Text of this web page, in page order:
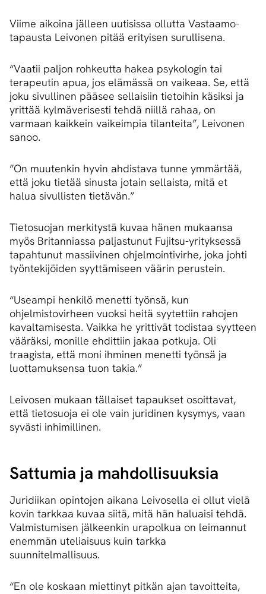
Viime aikoina jälleen uutisissa ollutta Vastaamo-
tapausta Leivonen pitää erityisen surullisena.
“Vaatii paljon rohkeutta hakea psykologin tai
terapeutin apua, jos elämässä on vaikeaa. Se, että
joku sivullinen pääsee sellaisiin tietoihin käsiksi ja
yrittää kylmäverisesti tehdä niillä rahaa, on
varmaan kaikkein vaikeimpia tilanteita”, Leivonen
sanoo.
”On muutenkin hyvin ahdistava tunne ymmärtää,
että joku tietää sinusta jotain sellaista, mitä et
halua sivullisten tietävän.”
Tietosuojan merkitystä kuvaa hänen mukaansa
myös Britanniassa paljastunut Fujitsu-yrityksessä
tapahtunut massiivinen ohjelmointivirhe, joka johti
työntekijöiden syyttämiseen väärin perustein.
“Useampi henkilö menetti työnsä, kun
ohjelmistovirheen vuoksi heitä syytettiin rahojen
kavaltamisesta. Vaikka he yrittivät todistaa syytteen
vääräksi, monille ehdittiin jakaa potkuja. Oli
traagista, että moni ihminen menetti työnsä ja
luottamuksensa tuon takia.”
Leivosen mukaan tällaiset tapaukset osoittavat,
että tietosuoja ei ole vain juridinen kysymys, vaan
syvästi inhimillinen.
Sattumia ja mahdollisuuksia
Juridiikan opintojen aikana Leivosella ei ollut vielä
kovin tarkkaa kuvaa siitä, mitä hän haluaisi tehdä.
Valmistumisen jälkeenkin urapolkua on leimannut
enemmän uteliaisuus kuin tarkka
suunnitelmallisuus.
“En ole koskaan miettinyt pitkän ajan tavoitteita,